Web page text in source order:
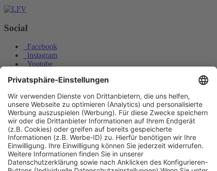
Social
Facebook
Instagram
Youtube
© Copyright - Heintges Lehr- und Lernsystem GmbH
Impressum
Informationspflichten
Datenschutz
Widerrufsbelehrung
Welche Aussage stimmt in Bezug auf diese Art? Das
Äsungsverhalten von Rot- und Rehwild unterscheidet sich. Welche
Aussagen...